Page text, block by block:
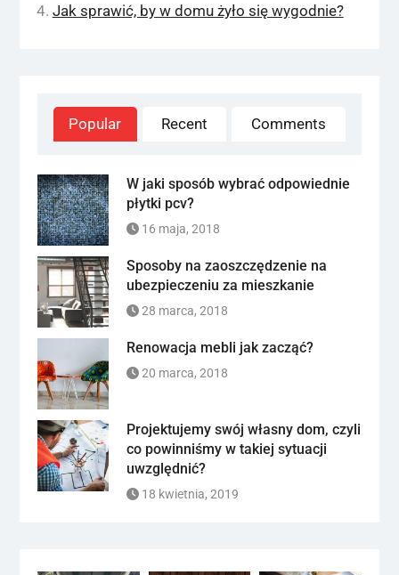
Jak sprawić, by w domu żyło się wygodnie?
Popular Recent Comments
W jaki sposób wybrać odpowiednie
płytki pcv?
16 maja, 2018
Sposoby na zaoszczędzenie na
ubezpieczeniu za mieszkanie
28 marca, 2018
Renowacja mebli jak zacząć?
20 marca, 2018
Projektujemy swój własny dom, czyli
co powinniśmy w takiej sytuacji
uwzględnić?
18 kwietnia, 2019